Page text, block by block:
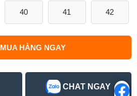
40 41 42
MUA HÀNG NGAY
CHAT NGAY